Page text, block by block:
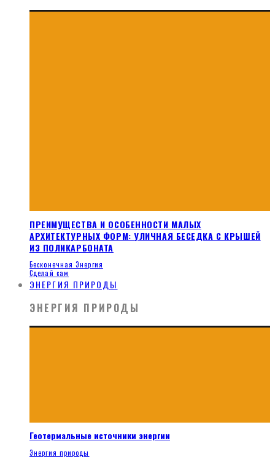
ПРЕИМУЩЕСТВА И ОСОБЕННОСТИ МАЛЫХ
АРХИТЕКТУРНЫХ ФОРМ: УЛИЧНАЯ БЕСЕДКА С КРЫШЕЙ
ИЗ ПОЛИКАРБОНАТА
Бесконечная Энергия
Сделай сам
ЭНЕРГИЯ ПРИРОДЫ
ЭНЕРГИЯ ПРИРОДЫ
Геотермальные источники энергии
Энергия природы